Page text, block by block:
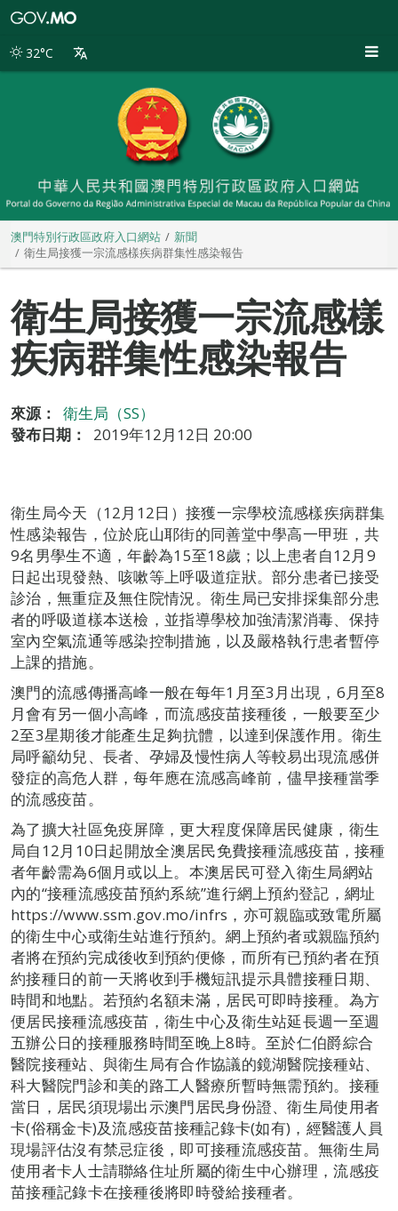
別
32°C
澳門特別行政區政府入口網站
新聞
衛生局接獲一宗流感樣疾病群集性感染報告
衛生局接獲一宗流感樣
疾病群集性感染報告
來源：
衛生局（SS）
發布日期：
2019年12月12日 20:00
衛生局今天（12月12日）接獲一宗學校流感樣疾病群集
性感染報告，位於庇山耶街的同善堂中學高一甲班，共
9名男學生不適，年齡為15至18歲；以上患者自12月9
日起出現發熱、咳嗽等上呼吸道症狀。部分患者已接受
診治，無重症及無住院情況。衛生局已安排採集部分患
者的呼吸道樣本送檢，並指導學校加強清潔消毒、保持
室內空氣流通等感染控制措施，以及嚴格執行患者暫停
上課的措施。
澳門的流感傳播高峰一般在每年1月至3月出現，6月至8
月會有另一個小高峰，而流感疫苗接種後，一般要至少
2至3星期後才能產生足夠抗體，以達到保護作用。衛生
局呼籲幼兒、長者、孕婦及慢性病人等較易出現流感併
發症的高危人群，每年應在流感高峰前，儘早接種當季
的流感疫苗。
為了擴大社區免疫屏障，更大程度保障居民健康，衛生
局自12月10日起開放全澳居民免費接種流感疫苗，接種
者年齡需為6個月或以上。本澳居民可登入衛生局網站
內的“接種流感疫苗預約系統”進行網上預約登記，網址
https://www.ssm.gov.mo/infrs，亦可親臨或致電所屬
的衛生中心或衛生站進行預約。網上預約者或親臨預約
者將在預約完成後收到預約便條，而所有已預約者在預
約接種日的前一天將收到手機短訊提示具體接種日期、
時間和地點。若預約名額未滿，居民可即時接種。為方
便居民接種流感疫苗，衛生中心及衛生站延長週一至週
五辦公日的接種服務時間至晚上8時。至於仁伯爵綜合
醫院接種站、與衛生局有合作協議的鏡湖醫院接種站、
科大醫院門診和美的路工人醫療所暫時無需預約。接種
當日，居民須現場出示澳門居民身份證、衛生局使用者
卡(俗稱金卡)及流感疫苗接種記錄卡(如有)，經醫護人員
現場評估沒有禁忌症後，即可接種流感疫苗。無衛生局
使用者卡人士請聯絡住址所屬的衛生中心辦理，流感疫
苗接種記錄卡在接種後將即時發給接種者。